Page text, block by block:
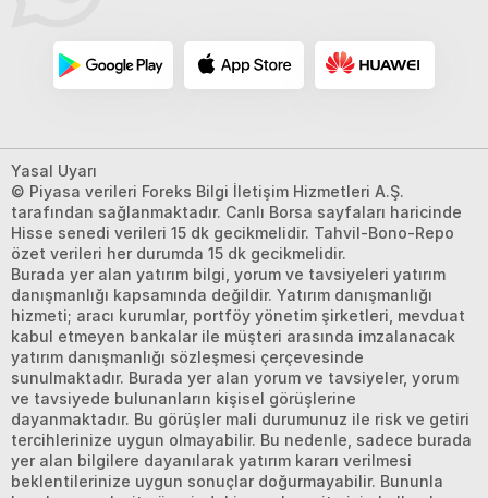
Yasal Uyarı
© Piyasa verileri Foreks Bilgi İletişim Hizmetleri A.Ş.
tarafından sağlanmaktadır. Canlı Borsa sayfaları haricinde
Hisse senedi verileri 15 dk gecikmelidir. Tahvil-Bono-Repo
özet verileri her durumda 15 dk gecikmelidir.
Burada yer alan yatırım bilgi, yorum ve tavsiyeleri yatırım
danışmanlığı kapsamında değildir. Yatırım danışmanlığı
hizmeti; aracı kurumlar, portföy yönetim şirketleri, mevduat
kabul etmeyen bankalar ile müşteri arasında imzalanacak
yatırım danışmanlığı sözleşmesi çerçevesinde
sunulmaktadır. Burada yer alan yorum ve tavsiyeler, yorum
ve tavsiyede bulunanların kişisel görüşlerine
dayanmaktadır. Bu görüşler mali durumunuz ile risk ve getiri
tercihlerinize uygun olmayabilir. Bu nedenle, sadece burada
yer alan bilgilere dayanılarak yatırım kararı verilmesi
beklentilerinize uygun sonuçlar doğurmayabilir. Bununla